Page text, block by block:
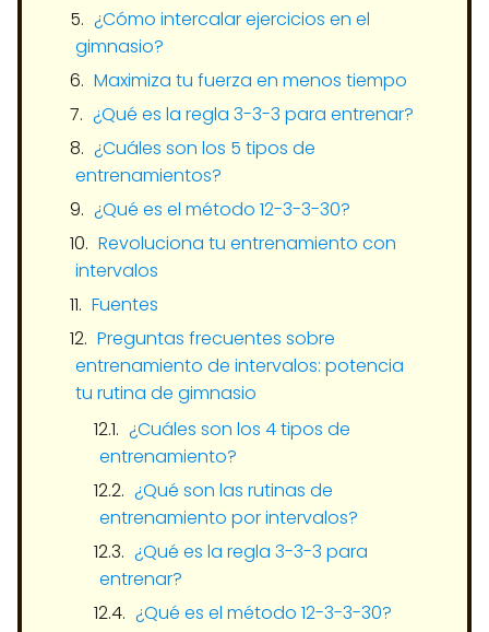
¿Cómo intercalar ejercicios en el
gimnasio?
Maximiza tu fuerza en menos tiempo
¿Qué es la regla 3-3-3 para entrenar?
¿Cuáles son los 5 tipos de
entrenamientos?
¿Qué es el método 12-3-3-30?
Revoluciona tu entrenamiento con
intervalos
Fuentes
Preguntas frecuentes sobre
entrenamiento de intervalos: potencia
tu rutina de gimnasio
¿Cuáles son los 4 tipos de
entrenamiento?
¿Qué son las rutinas de
entrenamiento por intervalos?
¿Qué es la regla 3-3-3 para
entrenar?
¿Qué es el método 12-3-3-30?